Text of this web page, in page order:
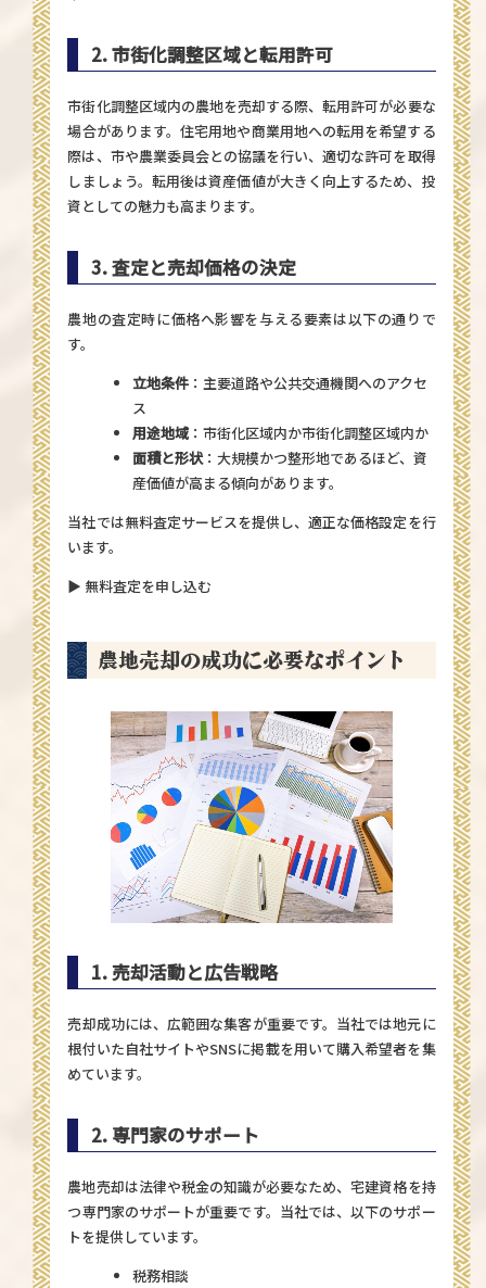
2. 市街化調整区域と転用許可
市街化調整区域内の農地を売却する際、転用許可が必要な
場合があります。住宅用地や商業用地への転用を希望する
際は、市や農業委員会との協議を行い、適切な許可を取得
しましょう。転用後は資産価値が大きく向上するため、投
資としての魅力も高まります。
3. 査定と売却価格の決定
農地の査定時に価格へ影響を与える要素は以下の通りで
す。
立地条件 ：主要道路や公共交通機関へのアクセ
ス
用途地域 ：市街化区域内か市街化調整区域内か
面積と形状：大規模かつ整形地であるほど、資
産価値が高まる傾向があります。
当社では無料査定サービスを提供し、適正な価格設定を行
います。
▶ 無料査定を申し込む
農地売却の成功に必要なポイント
1. 売却活動と広告戦略
売却成功には、広範囲な集客が重要です。当社では地元に
根付いた自社サイトやSNSに掲載を用いて購入希望者を集
めています。
2. 専門家のサポート
農地売却は法律や税金の知識が必要なため、宅建資格を持
つ専門家のサポートが重要です。当社では、以下のサポー
トを提供しています。
税務相談